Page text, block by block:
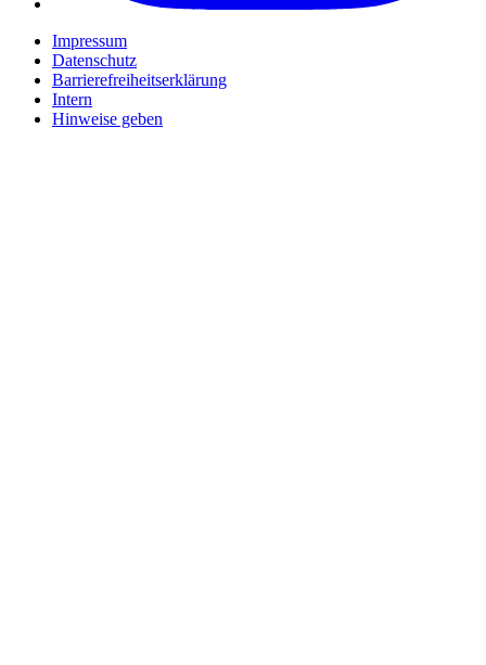
Impressum
Datenschutz
Barrierefreiheitserklärung
Intern
Hinweise geben